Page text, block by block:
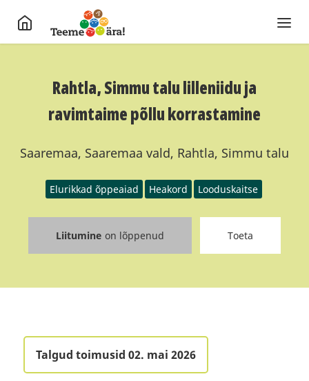
Rahtla, Simmu talu lilleniidu ja
ravimtaime põllu korrastamine
Saaremaa, Saaremaa vald, Rahtla, Simmu talu
Elurikkad õppeaiad Heakord Looduskaitse
Liitumine on lõppenud Toeta
Talgud toimusid 02. mai 2026